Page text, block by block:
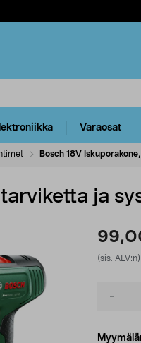
Varaosat
Bosch 18V
ja
(sis. ALV:n)